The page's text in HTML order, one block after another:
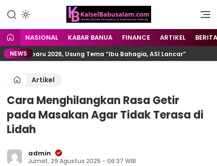
kalselbabusalam.com
Menyuarakan Kalsel,
Menginspirasi Nusantara
NASIONAL KABAR BANUA FINANCE ARTIKEL BERITA
NEWS 2026, Usung Tema “Ibu Bahagia, ASI Lancar”
Artikel
Cara Menghilangkan Rasa Getir
pada Masakan Agar Tidak Terasa di
Lidah
admin
Jumat, 29 Agustus 2025 - 06:37 WIB